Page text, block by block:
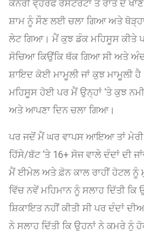
ਕੈਨਰੀ ਵ੍ਹਰਫ ਰੈਸਟੋਰੈਂਟਾਂ ਤੋਂ ਰਾਤ ਦੇ
ਸ਼ਾਮ ਨੂੰ ਸੌਣ ਲਈ ਚਲਾ ਗਿਆ ਅਤੇ ਥੋੜ੍ਹਾ
ਲੇਟ ਗਿਆ। ਮੈਂ ਕੁਝ ਡੰਕ ਮਹਿਸੂਸ ਕੀਤੇ
ਸੋਚਿਆ ਕਿਉਂਕਿ ਥੱਕ ਗਿਆ ਸੀ ਅਤੇ
ਸ਼ਾਇਦ ਕੋਈ ਮਾਮੂਲੀ ਜਾਂ ਕੁਝ ਮਾਮੂਲੀ
ਮਹਿਸੂਸ ਹੋਈ ਪਰ ਮੈਂ ਉਨ੍ਹਾਂ ‘ਤੇ ਕੁਝ
ਅਤੇ ਆਪਣਾ ਦਿਨ ਚਲਾ ਗਿਆ।
ਪਰ ਜਦੋਂ ਮੈਂ ਘਰ ਵਾਪਸ ਆਇਆ ਤਾਂ ਮੇਰੀ
ਹਿੱਸੇ/ਬੱਟ ‘ਤੇ 16+ ਸੋਜ ਵਾਲੇ ਦੰਦਾਂ ਦੀ
ਮੈਂ ਈਮੇਲ ਅਤੇ ਫ਼ੋਨ ਕਾਲ ਰਾਹੀਂ ਹੋਟਲ
ਵਿੱਚ ਨਵੇਂ ਮਹਿਮਾਨ ਨੂੰ ਸਲਾਹ ਦਿੱਤੀ
ਸ਼ਿਕਾਇਤ ਨਹੀਂ ਕੀਤੀ ਸੀ ਪਰ ਦੰਦਾਂ
ਨੇ ਸਲਾਹ ਦਿੱਤੀ ਕਿ ਉਹਨਾਂ ਨੇ ਕਮਰੇ ਨੂੰ